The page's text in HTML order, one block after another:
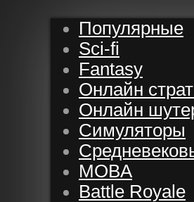
Популярные
Sci-fi
Fantasy
Онлайн
Онлайн
Симуляторы
MOBA
Battle Royale